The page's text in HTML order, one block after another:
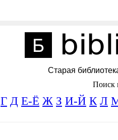
Старая
Поиск
Г Д Е-Ё Ж З И-Й К Л